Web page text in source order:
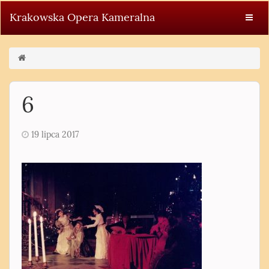
Krakowska Opera Kameralna
6
19 lipca 2017